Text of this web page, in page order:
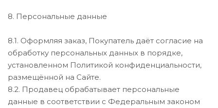
8. Персональные данные
8.1. Оформляя заказ, Покупатель даёт согласие на
обработку персональных данных в порядке,
установленном Политикой конфиденциальности,
размещённой на Сайте.
8.2. Продавец обрабатывает персональные
данные в соответствии с Федеральным законом